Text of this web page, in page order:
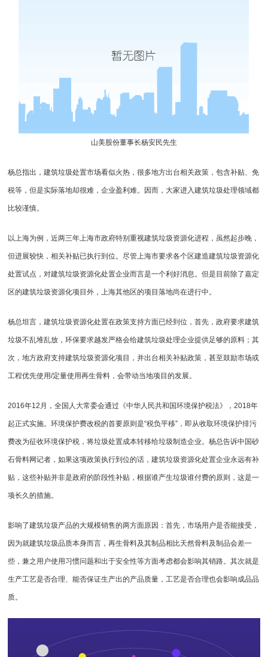
山美股份董事长杨安民先生
杨总指出，建筑垃圾处置市场看似火热，很多地方出台相关政策，包含补贴、免
税等，但是实际落地却很难，企业盈利难。因而，大家进入建筑垃圾处理领域都
比较谨慎。
以上海为例，近两三年上海市政府特别重视建筑垃圾资源化进程，虽然起步晚，
但进展较快，相关补贴已执行到位。尽管上海市要求各个区建造建筑垃圾资源化
处置试点，对建筑垃圾资源化处置企业而言是一个利好消息。但是目前除了嘉定
区的建筑垃圾资源化项目外，上海其他区的项目落地尚在进行中。
杨总坦言，建筑垃圾资源化处置在政策支持方面已经到位，首先，政府要求建筑
垃圾不乱堆乱放，环保要求越发严格会给建筑垃圾处理企业提供足够的原料；其
次，地方政府支持建筑垃圾资源化项目，并出台相关补贴政策，甚至鼓励市场或
工程优先使用/定量使用再生骨料，会带动当地项目的发展。
2016年12月，全国人大常委会通过《中华人民共和国环境保护税法》，2018年
起正式实施。环境保护费改税的首要原则是“税负平移”，即从收取环境保护排污
费改为征收环境保护税，将垃圾处置成本转移给垃圾制造企业。杨总告诉中国砂
石骨料网记者，如果这项政策执行到位的话，建筑垃圾资源化处置企业永远有补
贴，这些补贴并非是政府的阶段性补贴，根据谁产生垃圾谁付费的原则，这是一
项长久的措施。
影响了建筑垃圾产品的大规模销售的两方面原因：首先，市场用户是否能接受，
因为就建筑垃圾品质本身而言，再生骨料及其制品相比天然骨料及制品会差一
些，兼之用户使用习惯问题和出于安全性等方面考虑都会影响其销路。其次就是
生产工艺是否合理、能否保证生产出的产品质量，工艺是否合理也会影响成品品
质。